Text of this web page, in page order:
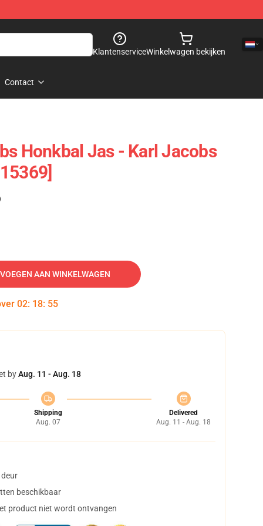
KlantenserviceWinkelwagen bekijken
Contact
Honkbal Jas - Karl Jacobs
AAN WINKELWAGEN
02: 18: 54
byAug. 11 - Aug. 18
Shipping
Aug. 07
Delivered
Aug. 11 - Aug. 18
beschikbaar
product niet wordt ontvangen